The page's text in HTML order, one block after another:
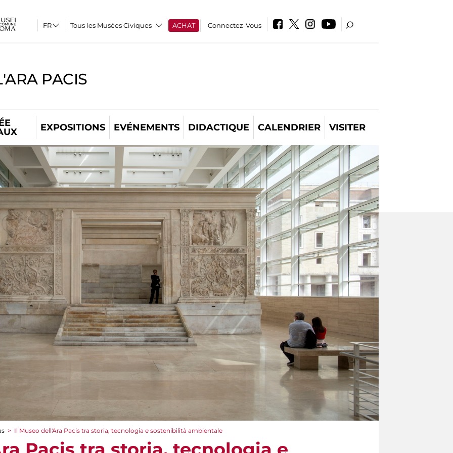
Tous les Musées Civiques ACHAT Connectez-Vous
PACIS
EXPOSITIONS EVÉNEMENTS DIDACTIQUE CALENDRIER VISITER
> Il Museo dell'Ara Pacis tra storia, tecnologia e sostenibilità ambientale